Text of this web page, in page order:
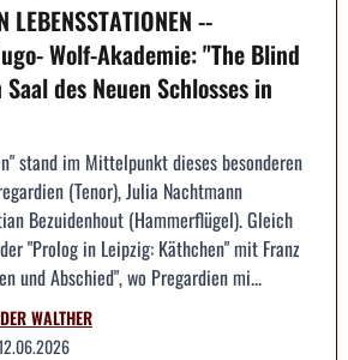
LEBENSSTATIONEN --
Wolf-Akademie: "The Blind
des Neuen Schlosses in
stand im Mittelpunkt dieses besonderen
(Tenor), Julia Nachtmann
Bezuidenhout (Hammerflügel). Gleich
"Prolog in Leipzig: Käthchen" mit Franz
und Abschied", wo Pregardien mi...
WALTHER